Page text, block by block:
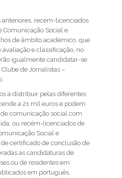
anteriores, recém-licenciados
Comunicação Social e
de âmbito académico, que
e classificação, no
igualmente candidatar-se
de Jornalistas –
a distribuir pelas diferentes
a 21 mil euros e podem
comunicação social com
ou recém-licenciados de
Social e
certificado de conclusão de
as candidaturas de
ou de residentes em
em português.